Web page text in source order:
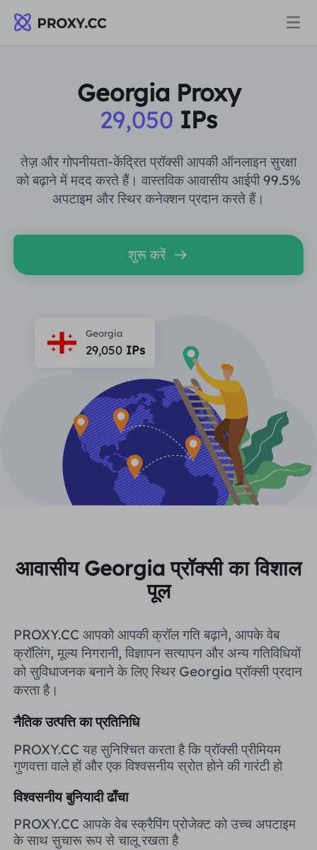
आवासीय प्रॉक्सी
स्थैतिक आवासीय प्रॉक्सी
असीमित आवासीय प्रॉक्सी
लंबे समय से अभिनय आईएसपी प्रॉक्सी
आवासीय प्रॉक्सी
आवासीय प्रॉक्सी $0.8 /जीबी
स्थैतिक आवासीय प्रॉक्सी
स्थिर डेटा केंद्र एजेंट
लंबे समय से अभिनय आईएसपी प्रॉक्सी $1.4
Data for AI
उपयोग के मामले द्वारा
एसईओ निगरानी
विज्ञापन सत्यापन
सभी को देखें
भागीदारों
प्रॉक्सी चेकर
स्थानों
यूनाइटेड किंगडम
ब्राज़िल
सीखना
अक्सर पूछे जाने वाले प्रश्न
ब्लॉग
अधिक एकीकरण
中文
English
Deutsch
Русский
Português
आनंद लेना77% की छूटऔर अभी कार्य करें!
आवासीय $0/GB असीमित $0/दिन
लॉग इन करें साइन अप करें
Georgia Proxy
29,050 IPs
तेज़ और गोपनीयता-केंद्रित प्रॉक्सी आपकी ऑनलाइन सुरक्षा
को बढ़ाने में मदद करते हैं। वास्तविक आवासीय आईपी 99.5%
अपटाइम और स्थिर कनेक्शन प्रदान करते हैं।
शुरू करें
Georgia
29,050IPs
आवासीय Georgia प्रॉक्सी का विशाल
पूल
PROXY.CC आपको आपकी क्रॉल गति बढ़ाने, आपके वेब
क्रॉलिंग, मूल्य निगरानी, ​​विज्ञापन सत्यापन और अन्य गतिविधियों
को सुविधाजनक बनाने के लिए स्थिर Georgia प्रॉक्सी प्रदान
करता है।
नैतिक उत्पत्ति का प्रतिनिधि
PROXY.CC यह सुनिश्चित करता है कि प्रॉक्सी प्रीमियम
गुणवत्ता वाले हों और एक विश्वसनीय स्रोत होने की गारंटी हो
विश्वसनीय बुनियादी ढाँचा
PROXY.CC आपके वेब स्क्रैपिंग प्रोजेक्ट को उच्च अपटाइम
के साथ सुचारू रूप से चालू रखता है